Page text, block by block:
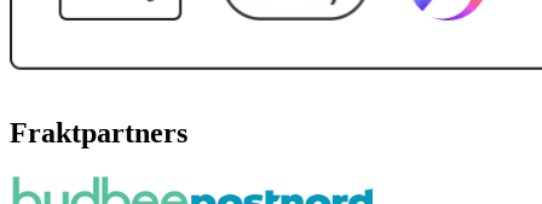
Fraktpartners